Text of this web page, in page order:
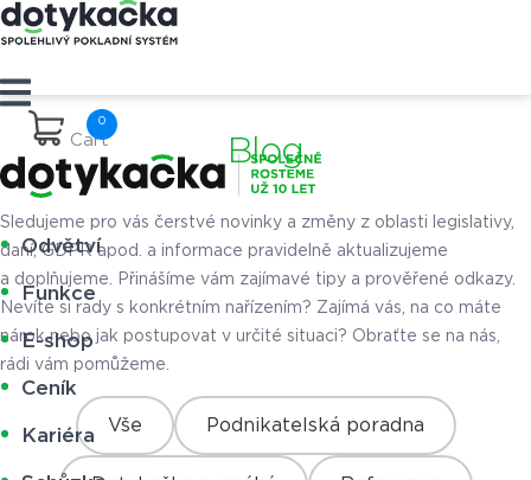
Cart
Odvětví
Funkce
E-shop
Ceník
Kariéra
Blog
Sledujeme pro vás čerstvé novinky a změny z oblasti legislativy,
daní, GDPR apod. a informace pravidelně aktualizujeme
a doplňujeme. Přinášíme vám zajímavé tipy a prověřené odkazy.
Nevíte si rady s konkrétním nařízením? Zajímá vás, na co máte
nárok nebo jak postupovat v určité situaci? Obraťte se na nás,
rádi vám pomůžeme.
Vše Podnikatelská poradna